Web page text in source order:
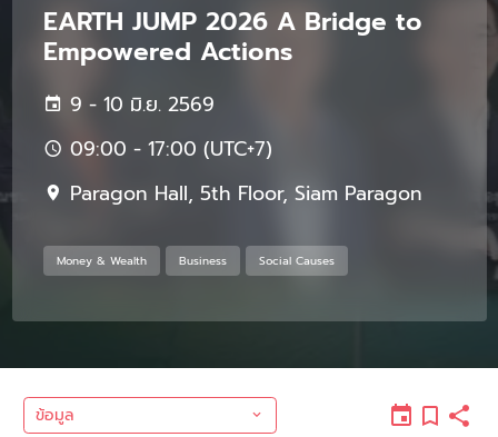
EARTH JUMP 2026 A Bridge to
Empowered Actions
9 - 10 มิ.ย. 2569
09:00 - 17:00 (UTC+7)
Paragon Hall, 5th Floor, Siam Paragon
Money & Wealth Business Social Causes
ข้อมูล